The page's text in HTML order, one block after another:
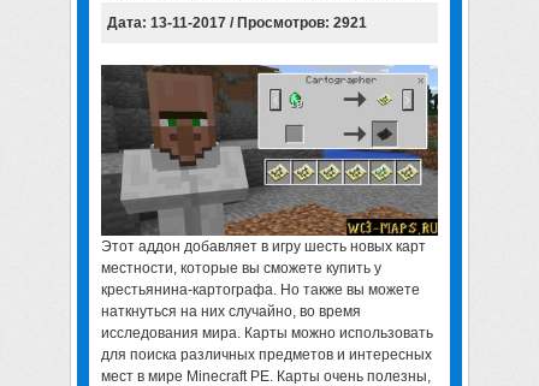
Дата: 13-11-2017 / Просмотров: 2921
Этот аддон добавляет в игру шесть новых карт
местности, которые вы сможете купить у
крестьянина-картографа. Но также вы можете
наткнуться на них случайно, во время
исследования мира. Карты можно использовать
для поиска различных предметов и интересных
мест в мире Minecraft PE. Карты очень полезны,